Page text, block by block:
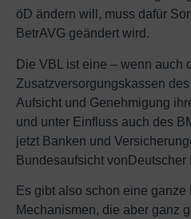
öD ändern will, muss dafür
BetrAVG geändert wird.
Die VBL ist eine – wenn auch
Zusatzversorgungskassen
Aufsicht und Genehmigung
und unter Einfluss auch des
jetzt Banken und
Bundesaufsicht
Es gibt also schon eine
Mechanismen, die aber ganz